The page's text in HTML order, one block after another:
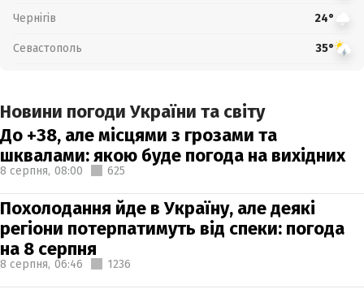
Чернігів 24°
Севастополь 35°
Новини погоди України та світу
До +38, але місцями з грозами та
шквалами: якою буде погода на вихідних
8 серпня, 08:00 625
Похолодання йде в Україну, але деякі
регіони потерпатимуть від спеки: погода
на 8 серпня
8 серпня, 06:46 1236